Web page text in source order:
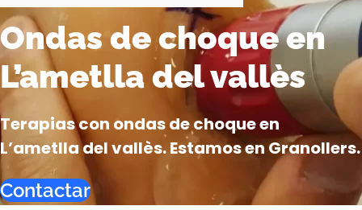
Ondas de choque en
L’ametlla del vallès
Terapias con ondas de choque en
L’ametlla del vallès. Estamos en Granollers.
Contactar